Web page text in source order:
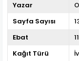
Yazar
Sayfa Sayısı
Ebat
Kağıt Türü